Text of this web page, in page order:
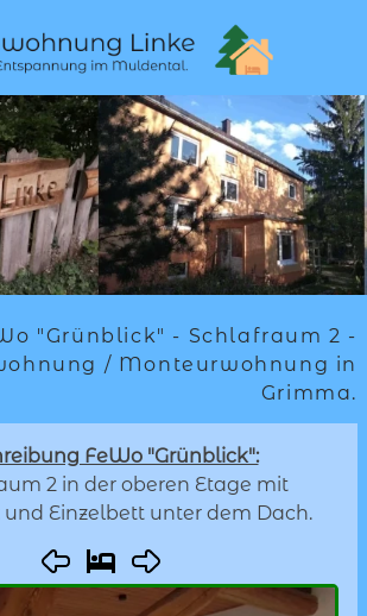
"Grünblick" - Schlafraum 2 -
/ Monteurwohnung in
Grimma.
FeWo "Grünblick":
2 in der oberen Etage mit
Einzelbett unter dem Dach.